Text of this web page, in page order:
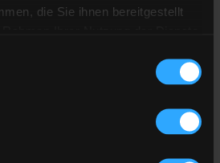
die Sie ihnen bereitgestellt